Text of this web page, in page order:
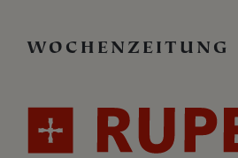
WOCHENZEITUNG